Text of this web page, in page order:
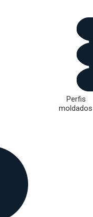
Perfis
moldados